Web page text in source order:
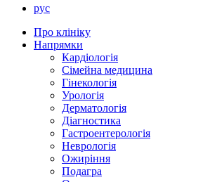
рус
Про клініку
Напрямки
Кардіологія
Сімейна медицина
Гінекологія
Урологія
Дерматологія
Діагностика
Гастроентерологія
Неврологія
Ожиріння
Подагра